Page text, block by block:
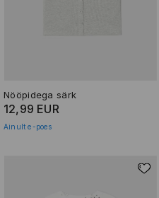
Nööpidega särk
12,99 EUR
Ainult e-poes